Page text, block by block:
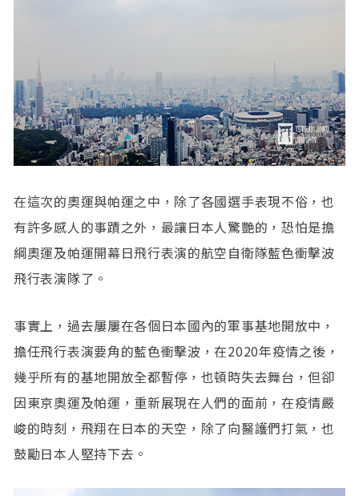
在這次的奧運與帕運之中，除了各國選手表現不俗，也
有許多感人的事蹟之外，最讓日本人驚艷的，恐怕是擔
綱奧運及帕運開幕日飛行表演的航空自衛隊藍色衝擊波
飛行表演隊了。
事實上，過去屢屢在各個日本國內的軍事基地開放中，
擔任飛行表演要角的藍色衝擊波，在2020年疫情之後，
幾乎所有的基地開放全都暫停，也頓時失去舞台，但卻
因東京奧運及帕運，重新展現在人們的面前，在疫情嚴
峻的時刻，飛翔在日本的天空，除了向醫護們打氣，也
鼓勵日本人堅持下去。